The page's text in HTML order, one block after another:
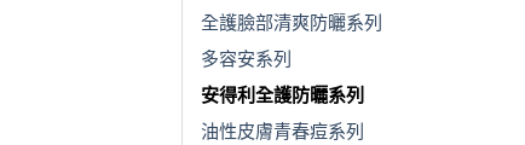
全護臉部清爽防曬系列
多容安系列
安得利全護防曬系列
油性皮膚青春痘系列